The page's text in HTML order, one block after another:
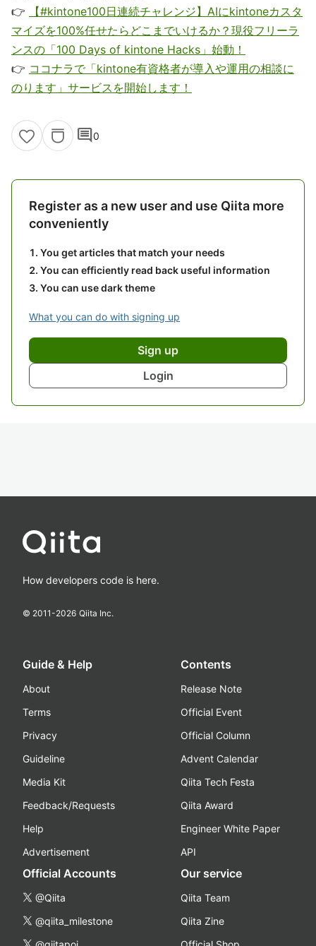
👉
【#kintone100日連続チャレンジ】AIにkintoneカスタ
マイズを100%任せたらどこまでいけるか？現役フリーラ
ンスの「100 Days of kintone Hacks」始動！
👉 ココナラで「kintone有資格者が導入や運用の相談に
のります」サービスを開始します！
comment0
Register as a new user and use Qiita more
conveniently
You get articles that match your needs
You can efficiently read back useful information
You can use dark theme
What you can do with signing up
Sign up
Login
How developers code is here.
© 2011-2026 Qiita Inc.
Guide & Help
About
Terms
Privacy
Guideline
Media Kit
Feedback/Requests
Help
Advertisement
Contents
Release Note
Official Event
Official Column
Advent Calendar
Qiita Tech Festa
Qiita Award
Engineer White Paper
API
Official Accounts
@Qiita
@qiita_milestone
Our service
Qiita Team
Qiita Zine